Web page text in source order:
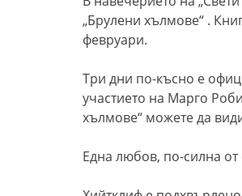
„Брулени хълмове“ .
февруари.
Три дни по-късно е
участието на Марго
хълмове“ можете да
Една любов, по-силна